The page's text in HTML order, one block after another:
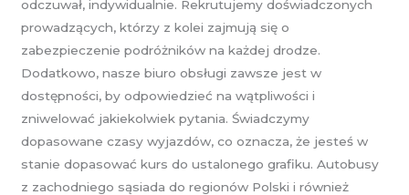
odczuwał, indywidualnie. Rekrutujemy doświadczonych
prowadzących, którzy z kolei zajmują się o
zabezpieczenie podróżników na każdej drodze.
Dodatkowo, nasze biuro obsługi zawsze jest w
dostępności, by odpowiedzieć na wątpliwości i
zniwelować jakiekolwiek pytania. Świadczymy
dopasowane czasy wyjazdów, co oznacza, że jesteś w
stanie dopasować kurs do ustalonego grafiku. Autobusy
z zachodniego sąsiada do regionów Polski i również